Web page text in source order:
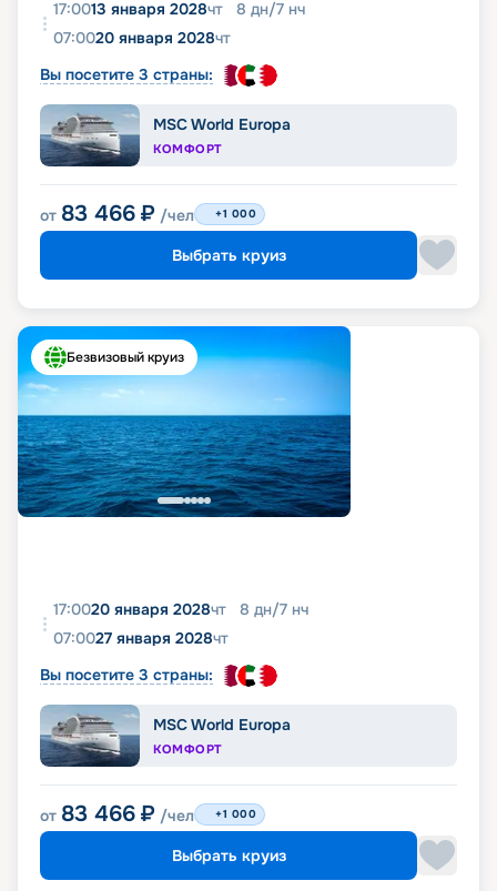
17:0013 января 2028чт 8 дн/7 нч
07:0020 января 2028чт
Вы посетите 3 страны:
MSC World Europa
КОМФОРТ
от 83 466 ₽ /чел +1 000
Выбрать круиз
Безвизовый круиз
17:0020 января 2028чт 8 дн/7 нч
07:0027 января 2028чт
Вы посетите 3 страны:
MSC World Europa
КОМФОРТ
от 83 466 ₽ /чел +1 000
Выбрать круиз